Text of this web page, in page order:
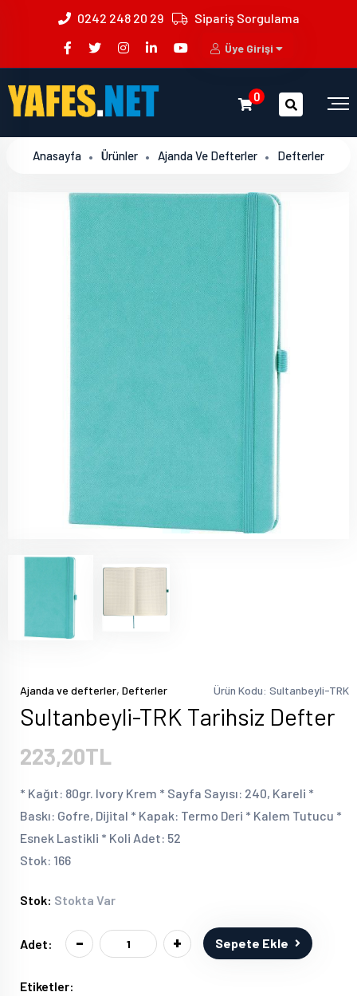
0242 248 20 29 Sipariş Sorgulama
Üye Girişi
0
Anasayfa Ürünler Ajanda Ve Defterler Defterler
Ajanda ve defterler, Defterler Ürün Kodu: Sultanbeyli-TRK
Sultanbeyli-TRK Tarihsiz Defter
223,20TL
* Kağıt: 80gr. Ivory Krem * Sayfa Sayısı: 240, Kareli *
Baskı: Gofre, Dijital * Kapak: Termo Deri * Kalem Tutucu *
Esnek Lastikli * Koli Adet: 52
Stok: 166
Stok: Stokta Var
Adet: - + Sepete Ekle
Etiketler: